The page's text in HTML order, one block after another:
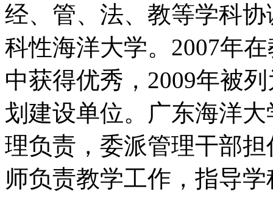
经、管、法、教等学科
科性海洋大学。2007年
中获得优秀，2009年被
划建设单位。广东海洋
理负责，委派管理干部
师负责教学工作，指导